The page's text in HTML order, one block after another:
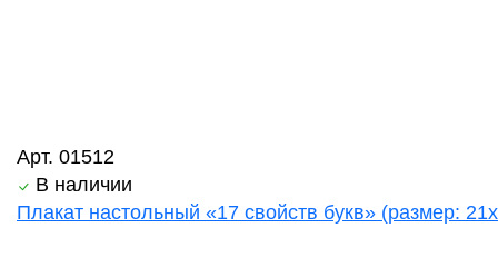
Арт. 01512
В наличии
Плакат настольный «17 свойств букв» (размер: